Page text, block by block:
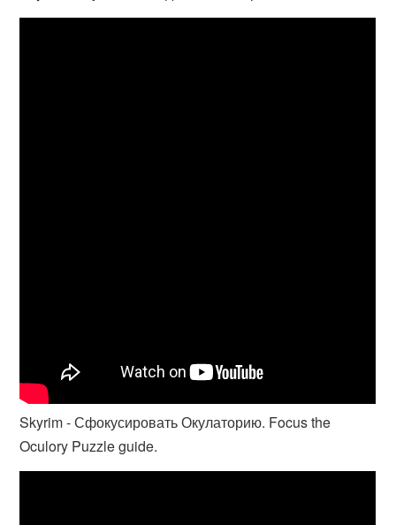
Skyrim - Сфокусировать Окулаторию. Focus the
Oculory Puzzle guide.